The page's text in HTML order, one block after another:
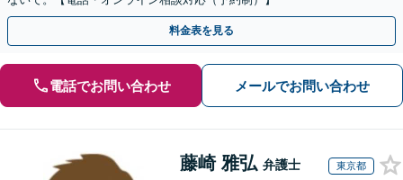
料金表を見る
電話でお問い合わせ メールでお問い合わせ
藤崎 雅弘 弁護士 東京都